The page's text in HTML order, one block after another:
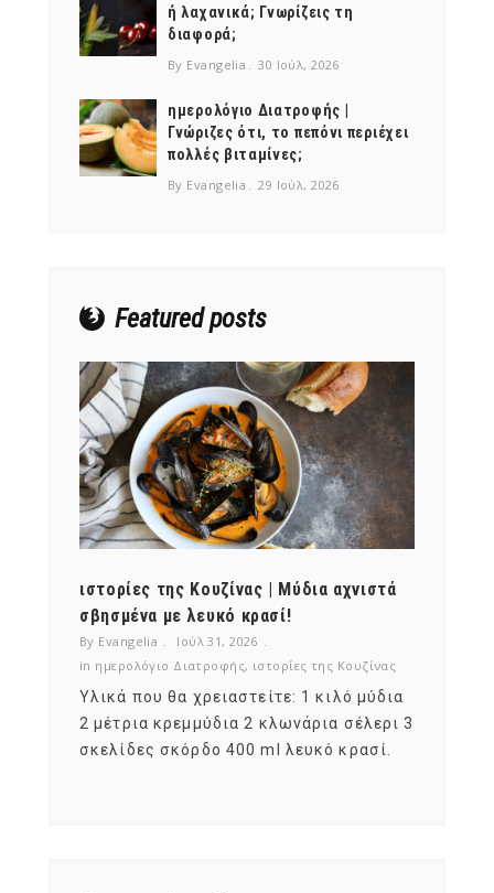
ή λαχανικά; Γνωρίζεις τη
διαφορά;
By Evangelia 30 Ιούλ, 2026
ημερολόγιο Διατροφής |
Γνώριζες ότι, το πεπόνι περιέχει
πολλές βιταμίνες;
By Evangelia 29 Ιούλ, 2026
Featured posts
ιστορίες της Κουζίνας | Μύδια αχνιστά
σβησμένα με λευκό κρασί!
By Evangelia
Ιούλ 31, 2026
in ημερολόγιο Διατροφής, ιστορίες της Κουζίνας
Υλικά που θα χρειαστείτε: 1 κιλό μύδια
2 μέτρια κρεμμύδια 2 κλωνάρια σέλερι 3
σκελίδες σκόρδο 400 ml λευκό κρασί.
NEWSLETTER
mel
y updates
fro
m